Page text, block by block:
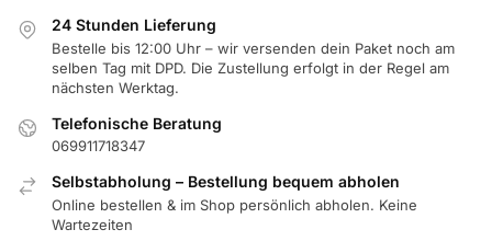
24 Stunden Lieferung
Bestelle bis 12:00 Uhr – wir versenden dein Paket noch am
selben Tag mit DPD. Die Zustellung erfolgt in der Regel am
nächsten Werktag.
Telefonische Beratung
069911718347
Selbstabholung – Bestellung bequem abholen
Online bestellen & im Shop persönlich abholen. Keine
Wartezeiten